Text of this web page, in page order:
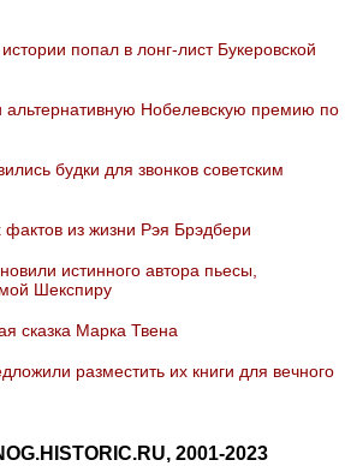
попал в лонг-лист Букеровской
альтернативную Нобелевскую премию по
будки для звонков советским
фактов из жизни Рэя Брэдбери
истинного автора пьесы,
Шекспиру
сказка Марка Твена
разместить их книги для вечного
2001-2023